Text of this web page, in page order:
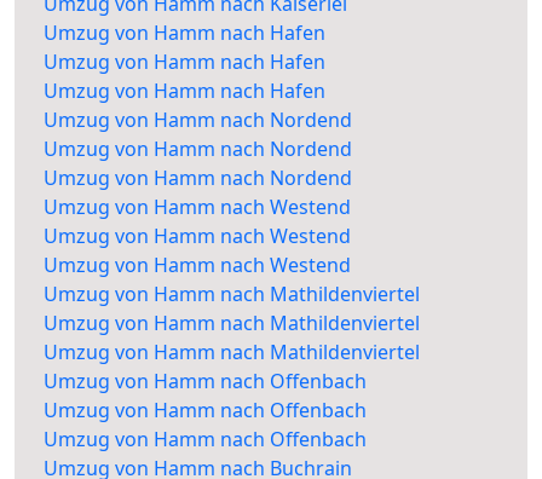
Umzug von Hamm nach Hafen
Umzug von Hamm nach Hafen
Umzug von Hamm nach Hafen
Umzug von Hamm nach Nordend
Umzug von Hamm nach Nordend
Umzug von Hamm nach Nordend
Umzug von Hamm nach Westend
Umzug von Hamm nach Westend
Umzug von Hamm nach Westend
Umzug von Hamm nach Mathildenviertel
Umzug von Hamm nach Mathildenviertel
Umzug von Hamm nach Mathildenviertel
Umzug von Hamm nach Offenbach
Umzug von Hamm nach Offenbach
Umzug von Hamm nach Offenbach
Umzug von Hamm nach Buchrain